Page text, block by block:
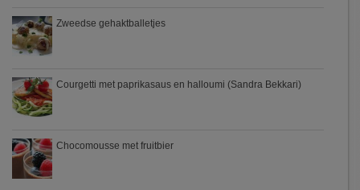
Zweedse gehaktballetjes
Courgetti met paprikasaus en halloumi (Sandra Bekkari)
Chocomousse met fruitbier